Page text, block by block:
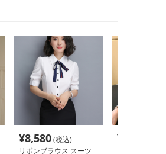
¥8,580(税込)
リボンブラウス スーツ
¥